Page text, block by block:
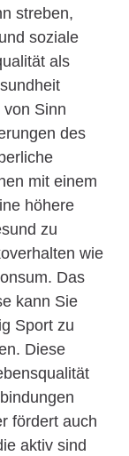
streben,
soziale
als
Sinn
des
mit einem
höhere
zu
wie
Das
kann Sie
Sport zu
Diese
fördert auch
aktiv sind